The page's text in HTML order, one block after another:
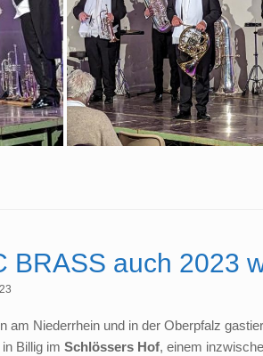
BRASS auch 2023
am Niederrhein und in der Oberpfalz
Billig im Schlössers Hof, einem